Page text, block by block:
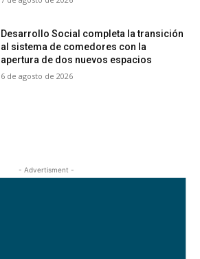
Desarrollo Social completa la transición
al sistema de comedores con la
apertura de dos nuevos espacios
6 de agosto de 2026
- Advertisment -